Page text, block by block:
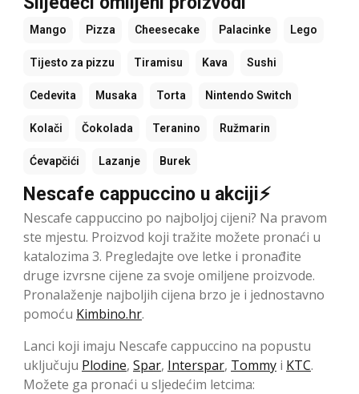
Mango Pizza Cheesecake Palacinke Lego
Tijesto za pizzu Tiramisu Kava Sushi
Cedevita Musaka Torta Nintendo Switch
Kolači Čokolada Teranino Ružmarin
Ćevapčići Lazanje Burek
Nescafe cappuccino u akciji⚡
Nescafe cappuccino po najboljoj cijeni? Na pravom
ste mjestu. Proizvod koji tražite možete pronaći u
katalozima 3. Pregledajte ove letke i pronađite
druge izvrsne cijene za svoje omiljene proizvode.
Pronalaženje najboljih cijena brzo je i jednostavno
pomoću Kimbino.hr.
Lanci koji imaju Nescafe cappuccino na popustu
uključuju Plodine, Spar, Interspar, Tommy i KTC.
Možete ga pronaći u sljedećim letcima: